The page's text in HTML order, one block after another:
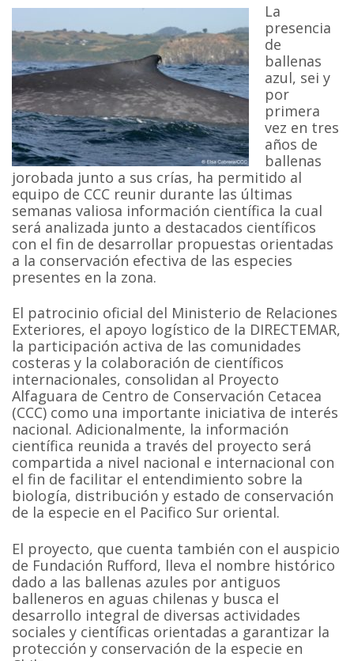
La
presencia
de
ballenas
azul, sei y
por
primera
vez en tres
años de
ballenas
jorobada junto a sus crías, ha permitido al
equipo de CCC reunir durante las últimas
semanas valiosa información científica la cual
será analizada junto a destacados científicos
con el fin de desarrollar propuestas orientadas
a la conservación efectiva de las especies
presentes en la zona.
El patrocinio oficial del Ministerio de Relaciones
Exteriores, el apoyo logístico de la DIRECTEMAR,
la participación activa de las comunidades
costeras y la colaboración de científicos
internacionales, consolidan al Proyecto
Alfaguara de Centro de Conservación Cetacea
(CCC) como una importante iniciativa de interés
nacional. Adicionalmente, la información
científica reunida a través del proyecto será
compartida a nivel nacional e internacional con
el fin de facilitar el entendimiento sobre la
biología, distribución y estado de conservación
de la especie en el Pacifico Sur oriental.
El proyecto, que cuenta también con el auspicio
de Fundación Rufford, lleva el nombre histórico
dado a las ballenas azules por antiguos
balleneros en aguas chilenas y busca el
desarrollo integral de diversas actividades
sociales y científicas orientadas a garantizar la
protección y conservación de la especie en